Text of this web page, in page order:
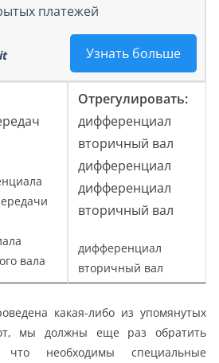
платежей
Узнать больше
вала
Отрегулировать:
дифференциал
вторичный вал
дифференциал
дифференциал
вторичный вал
дифференциал
вторичный вал
какая-либо из упомянутых
мы должны еще раз обратить
необходимы специальные